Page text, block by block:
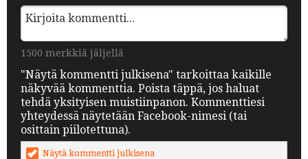
1500 merkkiä jäljellä
"Näytä kommentti julkisena" tarkoittaa kaikille
näkyvää kommenttia. Poista täppä, jos haluat
tehdä yksityisen muistiinpanon. Kommenttiesi
yhteydessä näytetään Facebook-nimesi (tai
osittain piilotettuna).
Näytä kommentti julkisena